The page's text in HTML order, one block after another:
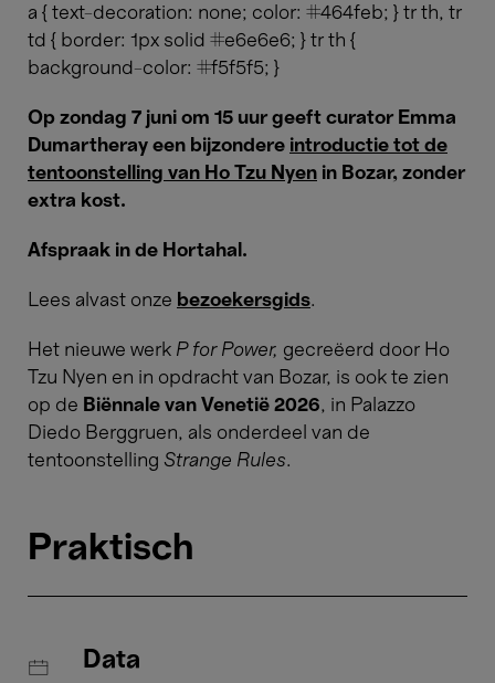
a { text-decoration: none; color: #464feb; } tr th, tr
td { border: 1px solid #e6e6e6; } tr th {
background-color: #f5f5f5; }
Op zondag 7 juni om 15 uur geeft curator Emma
Dumartheray een bijzondere introductie tot de
tentoonstelling van Ho Tzu Nyen in Bozar, zonder
extra kost.
Afspraak in de Hortahal.
Lees alvast onze​​​​​​​ bezoekersgids.
Het nieuwe werk P for Power, gecreëerd door Ho
Tzu Nyen en in opdracht van Bozar, is ook te zien
op de Biënnale van Venetië 2026, in Palazzo
Diedo Berggruen, als onderdeel van de
tentoonstelling Strange Rules.
Praktisch
Data